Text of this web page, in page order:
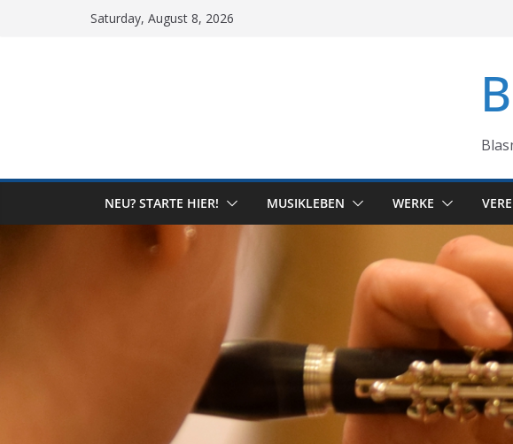
Saturday, August 8, 2026
NEU? STARTE HIER! MUSIKLEBEN WERKE